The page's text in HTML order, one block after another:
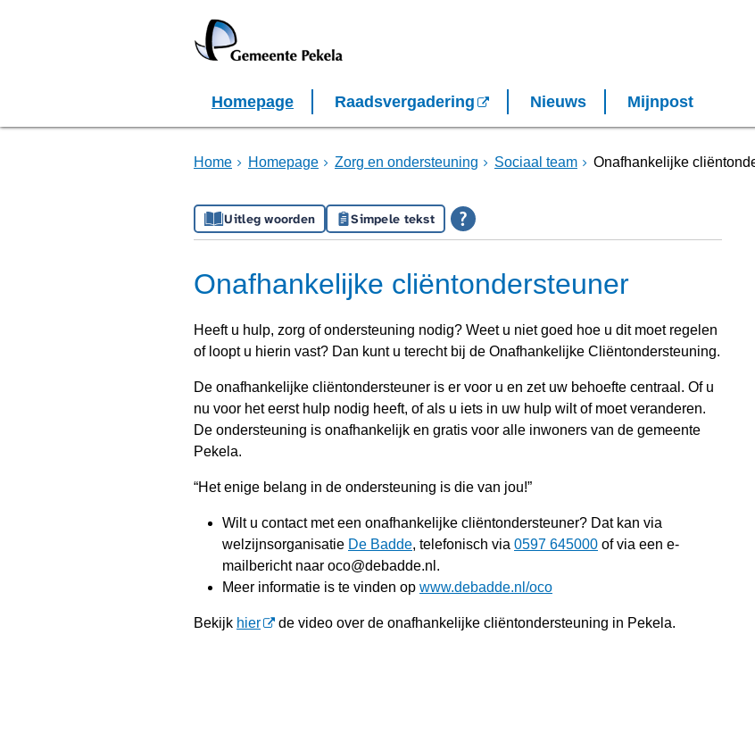
Homepage Raadsvergadering Nieuws Mijnpost
Home Homepage Zorg en ondersteuning Sociaal team Onafhankelijke
Uitleg woorden Simpele tekst
Onafhankelijke cliëntondersteuner
Heeft u hulp, zorg of ondersteuning nodig? Weet u niet goed hoe u dit moet regelen
of loopt u hierin vast? Dan kunt u terecht bij de Onafhankelijke Cliëntondersteuning.
De onafhankelijke cliëntondersteuner is er voor u en zet uw behoefte centraal. Of u
nu voor het eerst hulp nodig heeft, of als u iets in uw hulp wilt of moet veranderen.
De ondersteuning is onafhankelijk en gratis voor alle inwoners van de gemeente
Pekela.
“Het enige belang in de ondersteuning is die van jou!”
Wilt u contact met een onafhankelijke cliëntondersteuner? Dat kan via
welzijnsorganisatie De Badde, telefonisch via 0597 645000 of via een e-
mailbericht naar oco@debadde.nl.
Meer informatie is te vinden op www.debadde.nl/oco
Bekijk hier de video over de onafhankelijke cliëntondersteuning in Pekela.